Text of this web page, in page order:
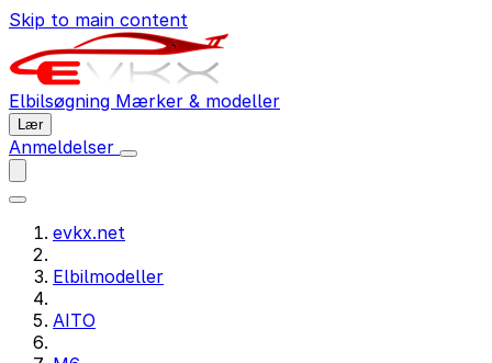
Skip to main content
Elbilsøgning Mærker & modeller
Lær
Anmeldelser
evkx.net
Elbilmodeller
AITO